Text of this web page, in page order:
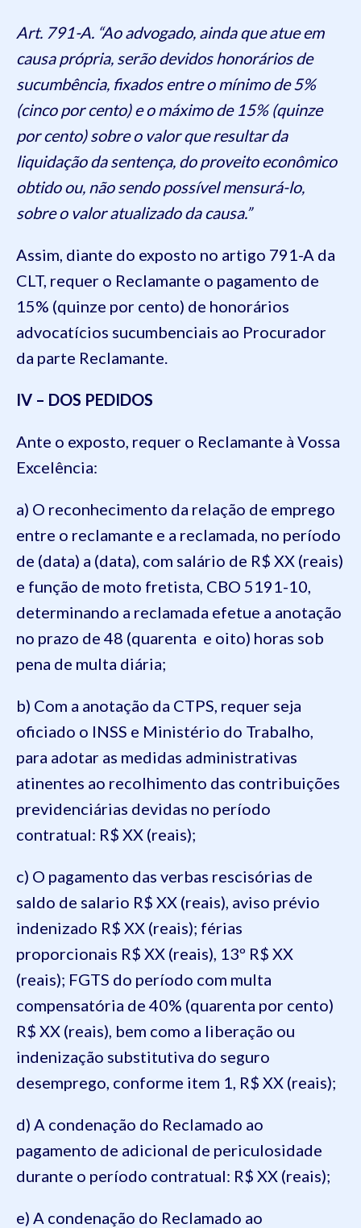
Art. 791-A. “Ao advogado, ainda que atue em
causa própria, serão devidos honorários de
sucumbência, fixados entre o mínimo de 5%
(cinco por cento) e o máximo de 15% (quinze
por cento) sobre o valor que resultar da
liquidação da sentença, do proveito econômico
obtido ou, não sendo possível mensurá-lo,
sobre o valor atualizado da causa.”
Assim, diante do exposto no artigo 791-A da
CLT, requer o Reclamante o pagamento de
15% (quinze por cento) de honorários
advocatícios sucumbenciais ao Procurador
da parte Reclamante.
IV – DOS PEDIDOS
Ante o exposto, requer o Reclamante à Vossa
Excelência:
a) O reconhecimento da relação de emprego
entre o reclamante e a reclamada, no período
de (data) a (data), com salário de R$ XX (reais)
e função de moto fretista, CBO 5191-10,
determinando a reclamada efetue a anotação
no prazo de 48 (quarenta e oito) horas sob
pena de multa diária;
b) Com a anotação da CTPS, requer seja
oficiado o INSS e Ministério do Trabalho,
para adotar as medidas administrativas
atinentes ao recolhimento das contribuições
previdenciárias devidas no período
contratual: R$ XX (reais);
c) O pagamento das verbas rescisórias de
saldo de salario R$ XX (reais), aviso prévio
indenizado R$ XX (reais); férias
proporcionais R$ XX (reais), 13º R$ XX
(reais); FGTS do período com multa
compensatória de 40% (quarenta por cento)
R$ XX (reais), bem como a liberação ou
indenização substitutiva do seguro
desemprego, conforme item 1, R$ XX (reais);
d) A condenação do Reclamado ao
pagamento de adicional de periculosidade
durante o período contratual: R$ XX (reais);
e) A condenação do Reclamado ao